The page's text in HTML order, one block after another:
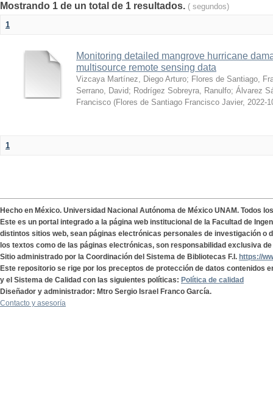
Mostrando 1 de un total de 1 resultados. ( segundos)
1
Monitoring detailed mangrove hurricane
multisource remote sensing data
Vizcaya Martínez, Diego Arturo; Flores de Santiago,
Serrano, David; Rodrígez Sobreyra, Ranulfo; Álvarez
Francisco (Flores de Santiago Francisco Javier, 2022-
1
Hecho en México. Universidad Nacional Autónoma de México UNAM. Todos
Este es un portal integrado a la página web institucional de la Facultad de
distintos sitios web, sean páginas electrónicas personales de investigación o
los textos como de las páginas electrónicas, son responsabilidad exclusiva
Sitio administrado por la Coordinación del Sistema de Bibliotecas F.I. https://
Este repositorio se rige por los preceptos de protección de datos contenidos
y el Sistema de Calidad con las siguientes políticas: Política de calidad
Diseñador y administrador: Mtro Sergio Israel Franco García.
Contacto y asesoría